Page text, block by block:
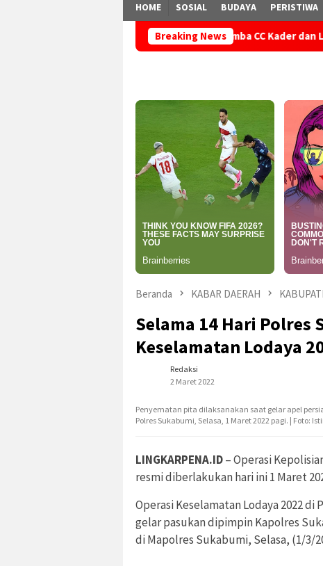
HOME SOSIAL BUDAYA PERISTIWA
Breaking News
Jampangkulon Gelar Lomba CC Kader dan Lingkungan
Beranda KABAR DAERAH
Selama 14 Hari Polres
Keselamatan Lodaya
Redaksi
2 Maret 2022
Penyematan pita dilaksanakan saat gelar apel
Polres Sukabumi, Selasa, 1 Maret 2022 pagi. | Foto:
LINGKARPENA.ID– Operasi
resmi diberlakukan hari ini 1 Maret
Operasi Keselamatan Lodaya 2022
gelar pasukan dipimpin Kapolres
di Mapolres Sukabumi, Selasa, (1/3/